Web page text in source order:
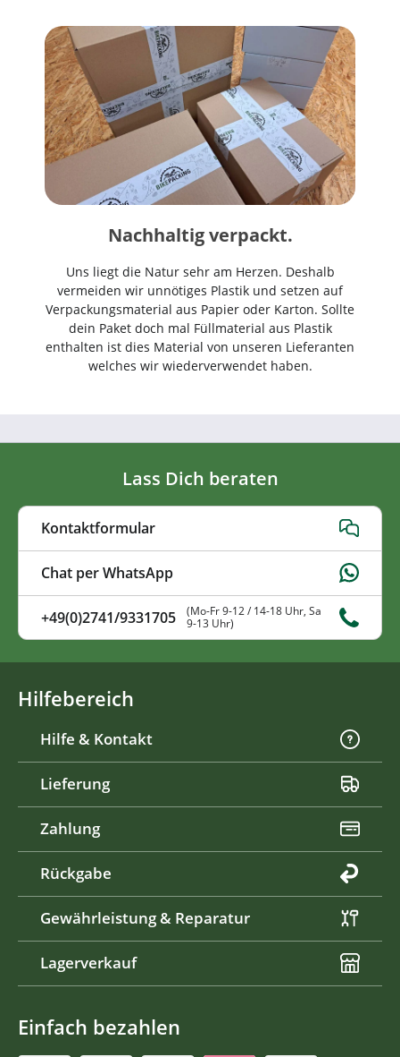
Nachhaltig verpackt.
Uns liegt die Natur sehr am Herzen. Deshalb
vermeiden wir unnötiges Plastik und setzen auf
Verpackungsmaterial aus Papier oder Karton. Sollte
dein Paket doch mal Füllmaterial aus Plastik
enthalten ist dies Material von unseren Lieferanten
welches wir wiederverwendet haben.
Lass Dich beraten
Kontaktformular
Chat per WhatsApp
+49(0)2741/9331705
(Mo-Fr 9-12 / 14-18 Uhr, Sa
9-13 Uhr)
Hilfebereich
Hilfe & Kontakt
Lieferung
Zahlung
Rückgabe
Gewährleistung & Reparatur
Lagerverkauf
Einfach bezahlen